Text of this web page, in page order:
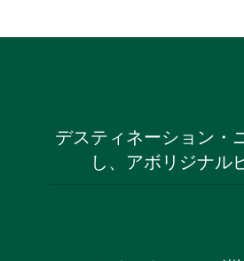
デスティネーション・
し、アボリジナル